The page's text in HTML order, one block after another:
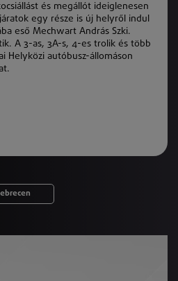
és megállót ideiglenesen
egy része is új helyről indul
eső Mechwart András Szki.
A 3-as, 3A-s, 4-es trolik és több
Helyközi autóbusz-állomáson